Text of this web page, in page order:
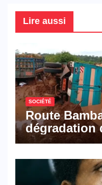
Lire aussi
SOCIÉTÉ
Route
dégradation
les activités